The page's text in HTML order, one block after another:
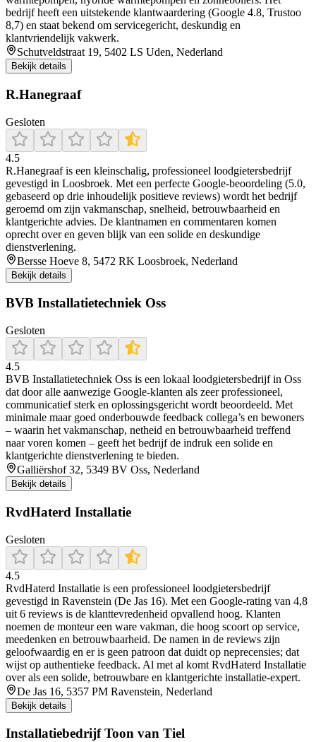
bedrijf heeft een uitstekende klantwaardering (Google 4.8, Trustoo
8,7) en staat bekend om servicegericht, deskundig en
klantvriendelijk vakwerk.
Schutveldstraat 19, 5402 LS Uden, Nederland
Bekijk details
R.Hanegraaf
Gesloten
4.5
R.Hanegraaf is een kleinschalig, professioneel loodgietersbedrijf
gevestigd in Loosbroek. Met een perfecte Google-beoordeling (5.0,
gebaseerd op drie inhoudelijk positieve reviews) wordt het bedrijf
geroemd om zijn vakmanschap, snelheid, betrouwbaarheid en
klantgerichte advies. De klantnamen en commentaren komen
oprecht over en geven blijk van een solide en deskundige
dienstverlening.
Bersse Hoeve 8, 5472 RK Loosbroek, Nederland
Bekijk details
BVB Installatietechniek Oss
Gesloten
4.5
BVB Installatietechniek Oss is een lokaal loodgietersbedrijf in Oss
dat door alle aanwezige Google-klanten als zeer professioneel,
communicatief sterk en oplossingsgericht wordt beoordeeld. Met
minimale maar goed onderbouwde feedback collega’s en bewoners
– waarin het vakmanschap, netheid en betrouwbaarheid treffend
naar voren komen – geeft het bedrijf de indruk een solide en
klantgerichte dienstverlening te bieden.
Galliërshof 32, 5349 BV Oss, Nederland
Bekijk details
RvdHaterd Installatie
Gesloten
4.5
RvdHaterd Installatie is een professioneel loodgietersbedrijf
gevestigd in Ravenstein (De Jas 16). Met een Google-rating van 4,8
uit 6 reviews is de klanttevredenheid opvallend hoog. Klanten
noemen de monteur een ware vakman, die hoog scoort op service,
meedenken en betrouwbaarheid. De namen in de reviews zijn
geloofwaardig en er is geen patroon dat duidt op neprecensies; dat
wijst op authentieke feedback. Al met al komt RvdHaterd Installatie
over als een solide, betrouwbare en klantgerichte installatie-expert.
De Jas 16, 5357 PM Ravenstein, Nederland
Bekijk details
Installatiebedrijf Toon van Tiel